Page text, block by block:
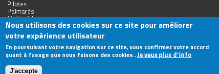
Pilotes
Palmarès
Multimédias
Agence Web Nîmes
Nous utilisons des cookies sur ce site pour améliorer
votre expérience utilisateur
En poursuivant votre navigation sur ce site, vous confirmez votre accord
quant à l’usage que nous faisons des cookies..Je veux plus d'info
J'accepte